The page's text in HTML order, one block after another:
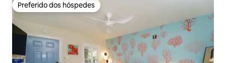
Preferido dos hóspedes
Preferido dos hóspedes